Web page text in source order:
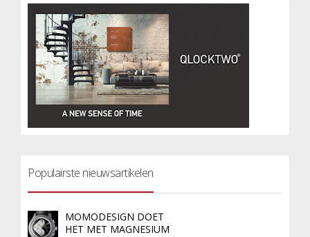
Populairste nieuwsartikelen
MOMODESIGN DOET
HET MET MAGNESIUM